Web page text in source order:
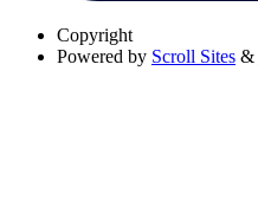
Copyright
Powered by Scroll Sites &